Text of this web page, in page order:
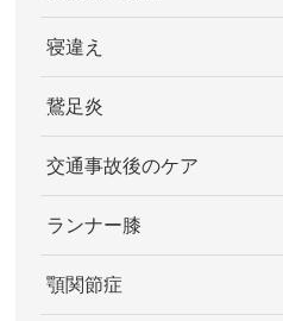
寝違え
鵞足炎
交通事故後のケア
ランナー膝
顎関節症